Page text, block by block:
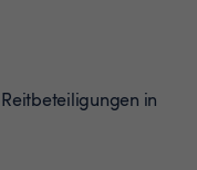
Reitbeteiligungen in